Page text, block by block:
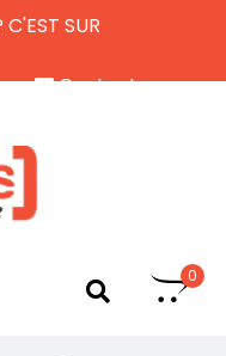
C'EST SUR
Contactez-nous
0